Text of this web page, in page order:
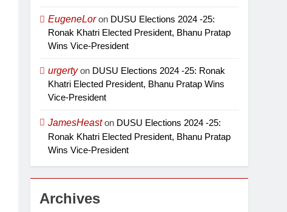
EugeneLoron DUSU Elections 2024 -25:
Ronak Khatri Elected President, Bhanu Pratap
Wins Vice-President
urgertyon DUSU Elections 2024 -25: Ronak
Khatri Elected President, Bhanu Pratap Wins
Vice-President
JamesHeaston DUSU Elections 2024 -25:
Ronak Khatri Elected President, Bhanu Pratap
Wins Vice-President
Archives